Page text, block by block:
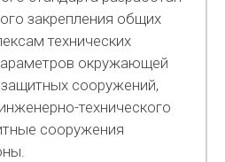
закрепления общих
технических
окружающей
сооружений,
технического
сооружения